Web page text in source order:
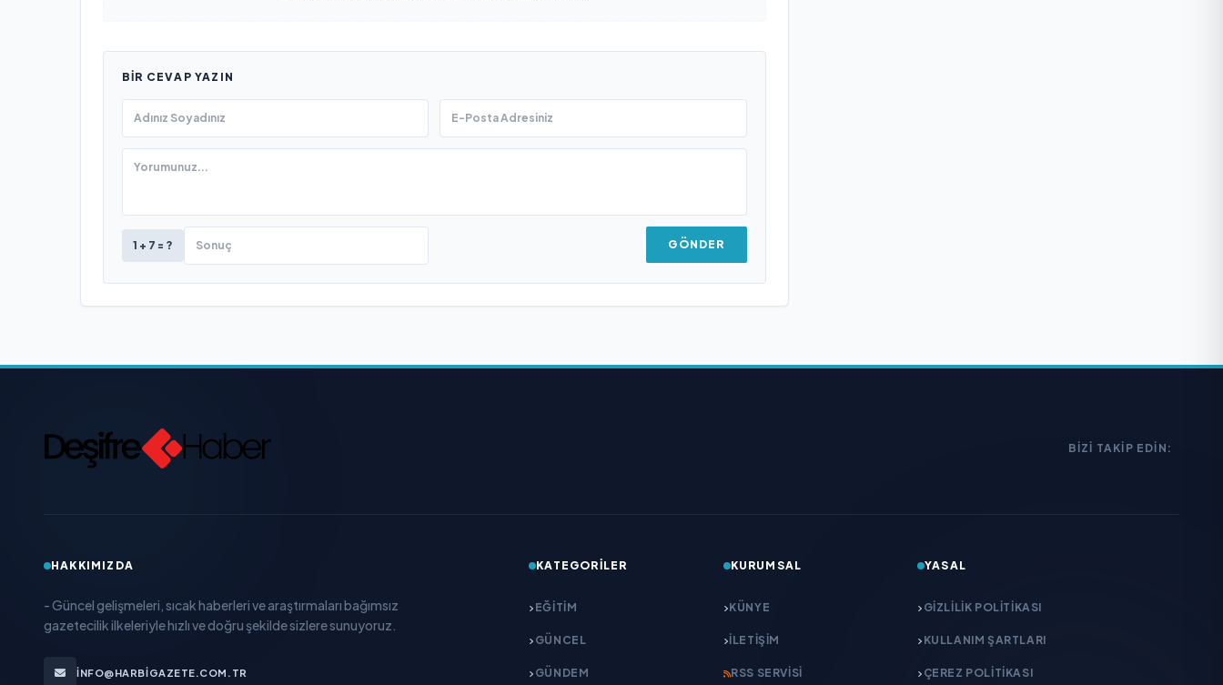
BIR CEVAP YAZIN
1 + 7 = ? GÖNDER
BIZI TAKIP EDIN:
HAKKIMIZDA
- Güncel gelişmeleri, sıcak haberleri ve araştırmaları bağımsız
gazetecilik ilkeleriyle hızlı ve doğru şekilde sizlere sunuyoruz.
INFO@HARBIGAZETE.COM.TR
KATEGORILER
EĞITIM
GÜNCEL
GÜNDEM
KURUMSAL
KÜNYE
İLETIŞIM
RSS SERVISI
YASAL
GIZLILIK POLITIKASI
KULLANIM ŞARTLARI
ÇEREZ POLITIKASI